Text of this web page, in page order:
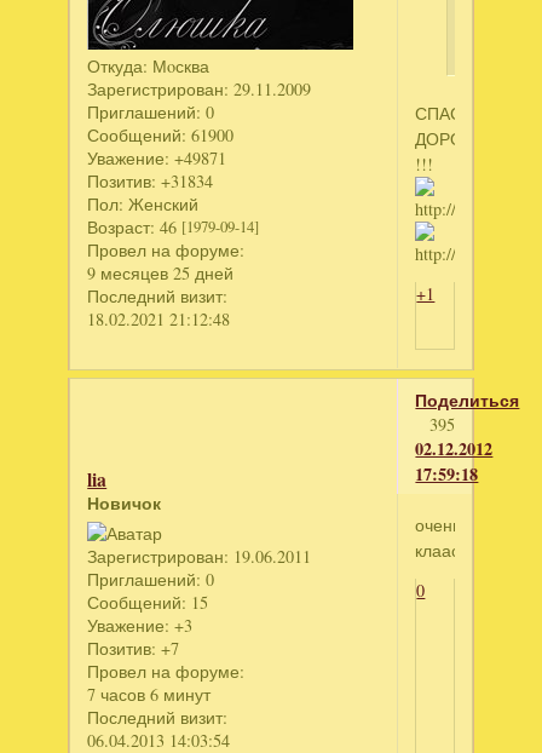
Откуда: Мoсква
Зарегистрирован: 29.11.2009
Приглашений: 0
Сообщений: 61900
Уважение: +49871
Позитив: +31834
Пол: Женский
Возраст: 46 [1979-09-14]
Провел на форуме:
9 месяцев 25 дней
Последний визит:
18.02.2021 21:12:48
СПАСИБОЧКИ,
ДОРОГАЯ
!!!
+1
Поделиться
395
02.12.2012
17:59:18
lia
Новичок
Зарегистрирован: 19.06.2011
Приглашений: 0
Сообщений: 15
Уважение: +3
Позитив: +7
Провел на форуме:
7 часов 6 минут
Последний визит:
06.04.2013 14:03:54
очень
клаасноо!!
0